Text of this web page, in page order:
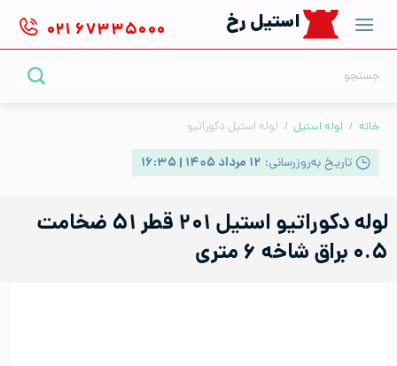
content
استیل رخ ۰۲۱ ۶۷۳۳۵۰۰۰
خانه / لوله استیل / لوله استیل دکوراتیو
تاریخ به‌روزرسانی: ۱۲ مرداد ۱۴۰۵ | ۱۶:۳۵
لوله دکوراتیو استیل ۲۰۱ قطر ۵۱ ضخامت
۰.۵ براق شاخه ۶ متری